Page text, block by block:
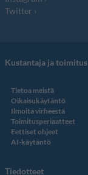
Twitter
Kustantaja ja toimitus
Tietoa meistä
Oikaisukäytäntö
Ilmoita virheestä
Toimitusperiaatteet
Eettiset ohjeet
AI-käytäntö
Tiedotteet